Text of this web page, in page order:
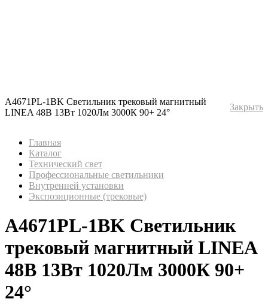
A4671PL-1BK Светильник трековый магнитный
LINEA 48В 13Вт 1020Лм 3000К 90+ 24°
Закрыть
Главная
Каталог
Технический свет
Профессиональные светильники
Внутренней установки
Экспозиционные (трековые)
A4671PL-1BK Светильник
трековый магнитный LINEA
48В 13Вт 1020Лм 3000К 90+
24°